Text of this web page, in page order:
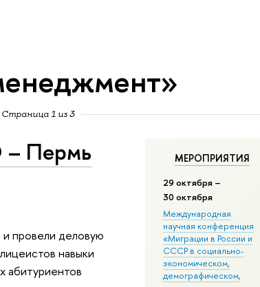
Страница 1 из 3
МЕРОПРИЯТИЯ
29 октября –
30 октября
Международная
научная конференция
«Миграции в Росcии и
СССР в социально-
экономическом,
демографическом,
Пермь
провели деловую
навыки
абитуриентов